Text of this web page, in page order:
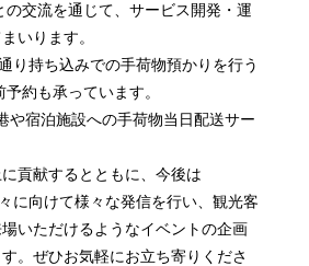
の交流を通じて、サービス開発・運
いります。
通り持ち込みでの手荷物預かりを行う
約も承っています。
や宿泊施設への手荷物当日配送サー
貢献するとともに、今後は
々に向けて様々な発信を行い、観光客
いただけるようなイベントの企画
。ぜひお気軽にお立ち寄りくださ